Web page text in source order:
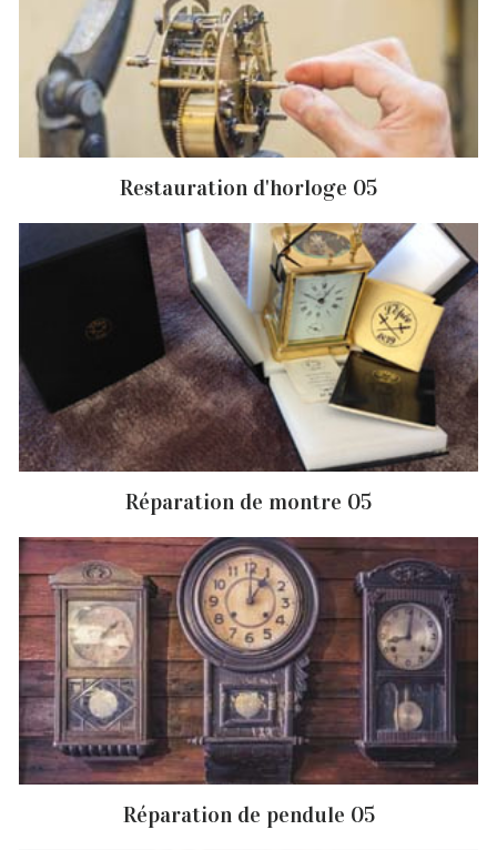
Restauration d'horloge 05
Réparation de montre 05
Réparation de pendule 05